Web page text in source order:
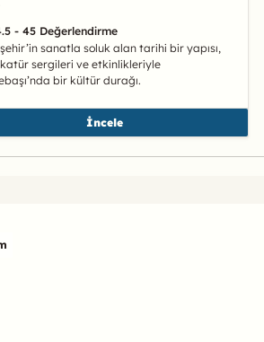
- 45 Değerlendirme
sanatla soluk alan tarihi bir yapısı,
sergileri ve etkinlikleriyle
bir kültür durağı.
İncele